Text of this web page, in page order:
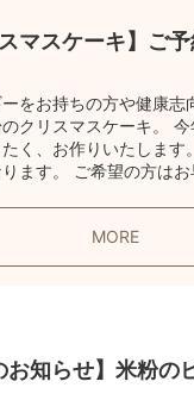
スマスケーキ】ご
をお持ちの方や健康志
クリスマスケーキ。
く、お作りいたします
ます。 ご希望の方は
MORE
お知らせ】米粉の